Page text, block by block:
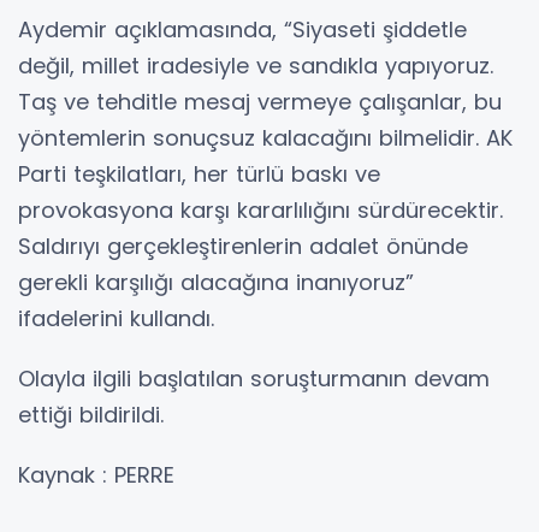
Aydemir açıklamasında, “Siyaseti şiddetle
değil, millet iradesiyle ve sandıkla yapıyoruz.
Taş ve tehditle mesaj vermeye çalışanlar, bu
yöntemlerin sonuçsuz kalacağını bilmelidir. AK
Parti teşkilatları, her türlü baskı ve
provokasyona karşı kararlılığını sürdürecektir.
Saldırıyı gerçekleştirenlerin adalet önünde
gerekli karşılığı alacağına inanıyoruz”
ifadelerini kullandı.
Olayla ilgili başlatılan soruşturmanın devam
ettiği bildirildi.
Kaynak : PERRE